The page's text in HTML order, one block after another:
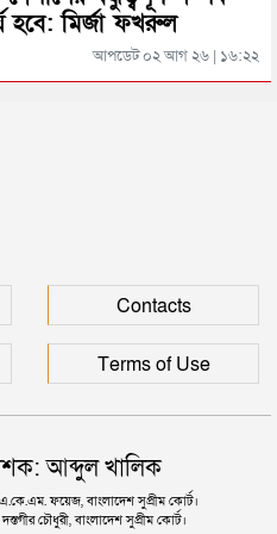
পাশ থেকে আটক ফরহাদ- বাদশা
মৃত্যু, হাসপাতালে ৩ শতাধিক
হবে: মির্জা ফখরুল
আপডেট ০২ আগ ২৬ | ১৬:২২
Contacts
Terms of Use
আব্দুল খালিক
ফয়েজ, বাংলাদেশ সুপ্রীম কোর্ট।
চৌধুরী, বাংলাদেশ সুপ্রীম কোর্ট।